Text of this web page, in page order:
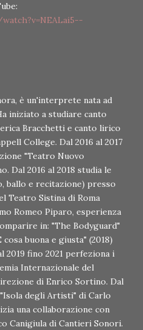
è un'interprete nata ad
iniziato a studiare canto
Bracchetti e canto lirico
College. Dal 2016 al 2017
"Teatro Nuovo
Dal 2016 al 2018 studia le
ballo e recitazione) presso
Teatro Sistina di Roma
Romeo Piparo, esperienza
in: "The Bodyguard"
buona e giusta" (2018)
2019 fino 2021 perfeziona i
Internazionale del
di Enrico Sortino. Dal
"Isola degli Artisti" di Carlo
una collaborazione con
Canigiula di Cantieri Sonori.